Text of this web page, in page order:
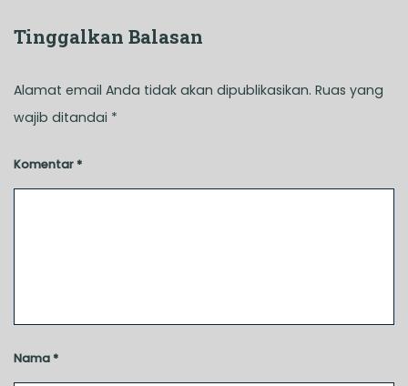
Tinggalkan Balasan
Alamat email Anda tidak akan dipublikasikan. Ruas yang
wajib ditandai *
Komentar *
Nama *